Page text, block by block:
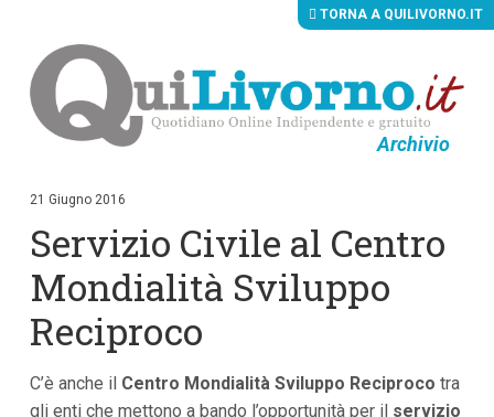
Archivio
i
i
c
t
e
n
t
TORNA A QUILIVORNO.IT
21 Giugno 2016
Servizio Civile al Centro
Mondialità Sviluppo
Reciproco
C’è anche il Centro Mondialità Sviluppo Reciproco tra
gli enti che mettono a bando l’opportunità per il servizio